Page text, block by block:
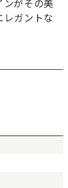
ンがその美
ガントな